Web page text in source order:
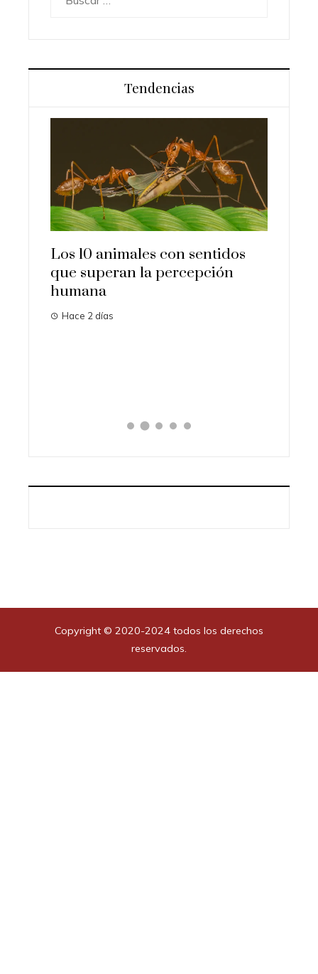
Tendencias
Los 10 animales con sentidos
que superan la percepción
humana
Hace 2 días
Copyright © 2020-2024 todos los derechos
reservados.